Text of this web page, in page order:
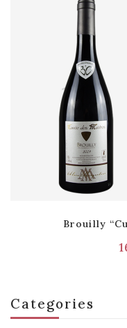
Categories
Brouilly